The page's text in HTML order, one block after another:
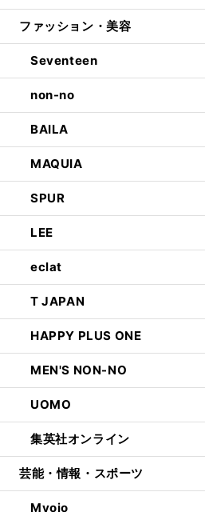
ファッション・美容
Seventeen
non-no
BAILA
MAQUIA
SPUR
LEE
eclat
T JAPAN
HAPPY PLUS ONE
MEN'S NON-NO
UOMO
集英社オンライン
芸能・情報・スポーツ
Myojo